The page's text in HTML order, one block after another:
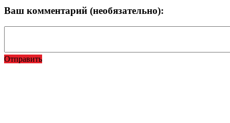
Ваш комментарий (необязательно):
Отправить